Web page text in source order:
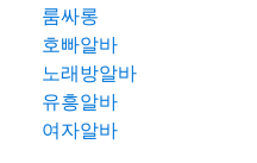
룸싸롱
호빠알바
노래방알바
유흥알바
여자알바